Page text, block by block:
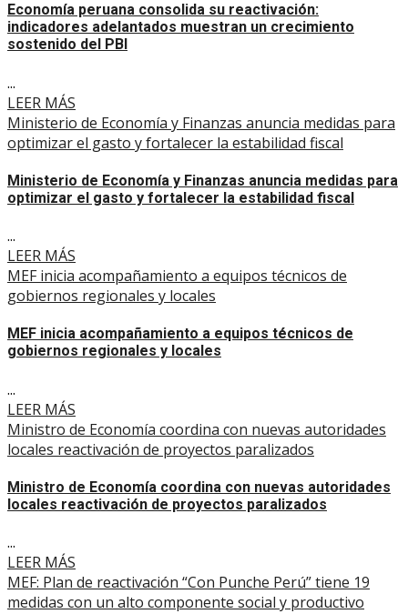
Economía peruana consolida su reactivación:
indicadores adelantados muestran un crecimiento
sostenido del PBI
...
LEER MÁS
Ministerio de Economía y Finanzas anuncia medidas para
optimizar el gasto y fortalecer la estabilidad fiscal
Ministerio de Economía y Finanzas anuncia medidas para
optimizar el gasto y fortalecer la estabilidad fiscal
...
LEER MÁS
MEF inicia acompañamiento a equipos técnicos de
gobiernos regionales y locales
MEF inicia acompañamiento a equipos técnicos de
gobiernos regionales y locales
...
LEER MÁS
Ministro de Economía coordina con nuevas autoridades
locales reactivación de proyectos paralizados
Ministro de Economía coordina con nuevas autoridades
locales reactivación de proyectos paralizados
...
LEER MÁS
MEF: Plan de reactivación “Con Punche Perú” tiene 19
medidas con un alto componente social y productivo